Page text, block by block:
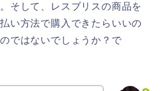
そして、レスブリスの商品を
い方法で購入できたらいいの
ではないでしょうか？で